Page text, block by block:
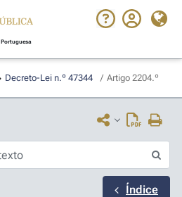
Decreto-Lei n.º 47344 / Artigo 2204.º
Índice